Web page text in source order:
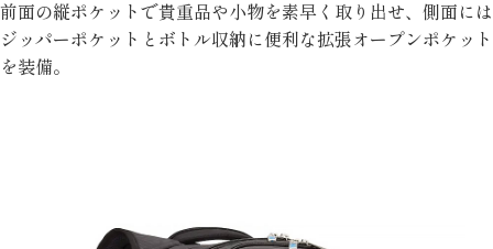
前面の縦ポケットで貴重品や小物を素早く取り出せ、側面には
ジッパーポケットとボトル収納に便利な拡張オープンポケット
を装備。